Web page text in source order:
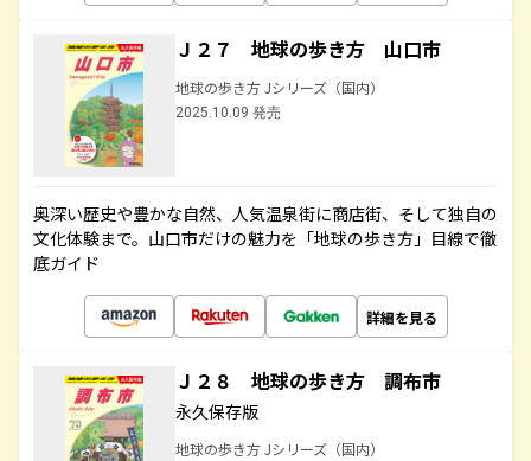
Ｊ２７ 地球の歩き方 山口市
地球の歩き方 Jシリーズ（国内）
2025.10.09 発売
奥深い歴史や豊かな自然、人気温泉街に商店街、そして独自の
文化体験まで。山口市だけの魅力を「地球の歩き方」目線で徹
底ガイド
詳細を見る
Ｊ２８ 地球の歩き方 調布市
永久保存版
地球の歩き方 Jシリーズ（国内）